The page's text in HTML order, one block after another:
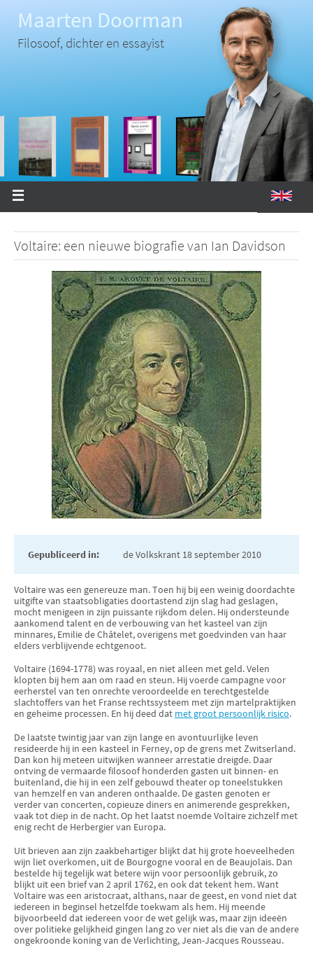
inhoud
Maarten Doorman
Filosoof, dichter en essayist
Voltaire: een nieuwe biografie van Ian Davidson
Gepubliceerd in: de Volkskrant 18 september 2010
Voltaire was een genereuze man. Toen hij bij een weinig doordachte
uitgifte van staatsobligaties doortastend zijn slag had geslagen,
mocht menigeen in zijn puissante rijkdom delen. Hij ondersteunde
aankomend talent en de verbouwing van het kasteel van zijn
minnares, Emilie de Châtelet, overigens met goedvinden van haar
elders verblijvende echtgenoot.
Voltaire (1694-1778) was royaal, en niet alleen met geld. Velen
klopten bij hem aan om raad en steun. Hij voerde campagne voor
eerherstel van ten onrechte veroordeelde en terechtgestelde
slachtoffers van het Franse rechtssysteem met zijn martelpraktijken
en geheime processen. En hij deed dat met groot persoonlijk risico.
De laatste twintig jaar van zijn lange en avontuurlijke leven
resideerde hij in een kasteel in Ferney, op de grens met Zwitserland.
Dan kon hij meteen uitwijken wanneer arrestatie dreigde. Daar
ontving de vermaarde filosoof honderden gasten uit binnen- en
buitenland, die hij in een zelf gebouwd theater op toneelstukken
van hemzelf en van anderen onthaalde. De gasten genoten er
verder van concerten, copieuze diners en animerende gesprekken,
vaak tot diep in de nacht. Op het laatst noemde Voltaire zichzelf met
enig recht de Herbergier van Europa.
Uit brieven aan zijn zaakbehartiger blijkt dat hij grote hoeveelheden
wijn liet overkomen, uit de Bourgogne vooral en de Beaujolais. Dan
bestelde hij tegelijk wat betere wijn voor persoonlijk gebruik, zo
blijkt uit een brief van 2 april 1762, en ook dat tekent hem. Want
Voltaire was een aristocraat, althans, naar de geest, en vond niet dat
iedereen in beginsel hetzelfde toekwam als hem. Hij meende
bijvoorbeeld dat iedereen voor de wet gelijk was, maar zijn ideeën
over politieke gelijkheid gingen lang zo ver niet als die van de andere
ongekroonde koning van de Verlichting, Jean-Jacques Rousseau.